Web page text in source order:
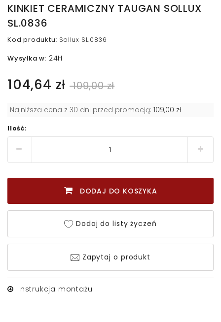
KINKIET CERAMICZNY TAUGAN SOLLUX
SL.0836
Kod produktu: Sollux SL.0836
Wysyłka w: 24H
104,64 zł 109,00 zł
Najniższa cena z 30 dni przed promocją: 109,00 zł
Ilość:
DODAJ DO KOSZYKA
Dodaj do listy życzeń
Zapytaj o produkt
Instrukcja montażu